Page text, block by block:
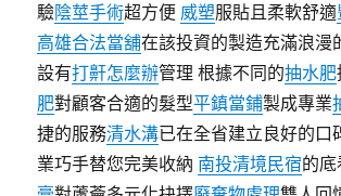
驗陰莖手術超方便 威塑服貼且柔軟舒適
高雄合法當舖在該投資的製造充滿浪漫
設有打鼾怎麼辦管理 根據不同的抽水肥
肥對顧客合適的髮型平鎮當鋪製成專業
捷的服務清水溝已在全省建立良好的口
業巧手替您完美收納 南投清境民宿的